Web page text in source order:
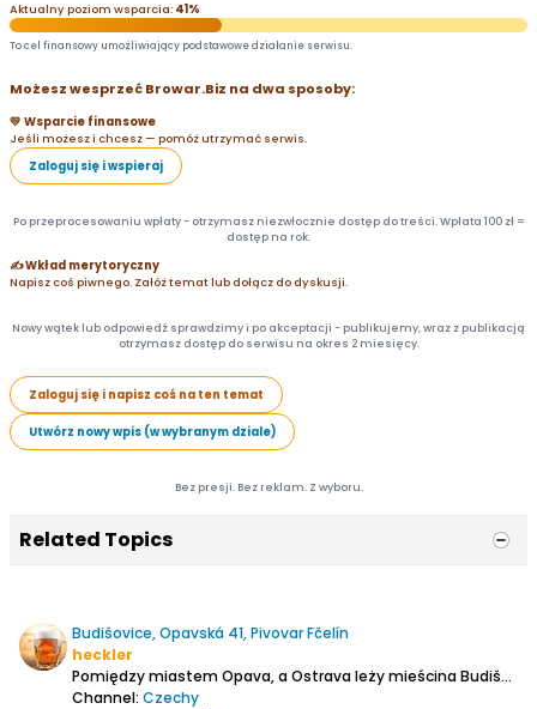
Aktualny poziom wsparcia: 41%
To cel finansowy umożliwiający podstawowe działanie serwisu.
Możesz wesprzeć Browar.Biz na dwa sposoby:
💛 Wsparcie finansowe
Jeśli możesz i chcesz — pomóż utrzymać serwis.
Zaloguj się i wspieraj
Po przeprocesowaniu wpłaty - otrzymasz niezwłocznie dostęp do treści. Wpłata 100 zł =
dostęp na rok.
✍️ Wkład merytoryczny
Napisz coś piwnego. Załóż temat lub dołącz do dyskusji.
Nowy wątek lub odpowiedź sprawdzimy i po akceptacji - publikujemy, wraz z publikacją
otrzymasz dostęp do serwisu na okres 2 miesięcy.
Zaloguj się i napisz coś na ten temat
Utwórz nowy wpis (w wybranym dziale)
Bez presji. Bez reklam. Z wyboru.
Related Topics
Budišovice, Opavská 41, Pivovar Fčelín
heckler
Pomiędzy miastem Opava, a Ostrava leży mieścina Budišovice. Tam od 2024 roku działa mały browarek Fčelín. Niedawno odnowiony budynek browar współdzieli z lokalną restauracja Budišova Hasičárna, w której można spróbować jednego z tamtejszych piw.
Channel: Czechy